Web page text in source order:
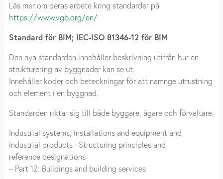
Läs mer om deras arbete kring standarder på
https://www.vgb.org/en/
Standard för BIM; IEC-ISO 81346-12 för BIM
Den nya standarden innehåller beskrivning utifrån hur en
strukturering av byggnader kan se ut.
Innehåller koder och beteckningar för att namnge utrustning
och element i en byggnad.
Standarden riktar sig till både byggare, ägare och förvaltare.
Industrial systems, installations and equipment and
industrial products –Structuring principles and
reference designations
– Part 12: Buildings and building services